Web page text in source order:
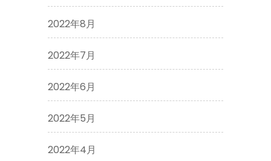
2022年8月
2022年7月
2022年6月
2022年5月
2022年4月